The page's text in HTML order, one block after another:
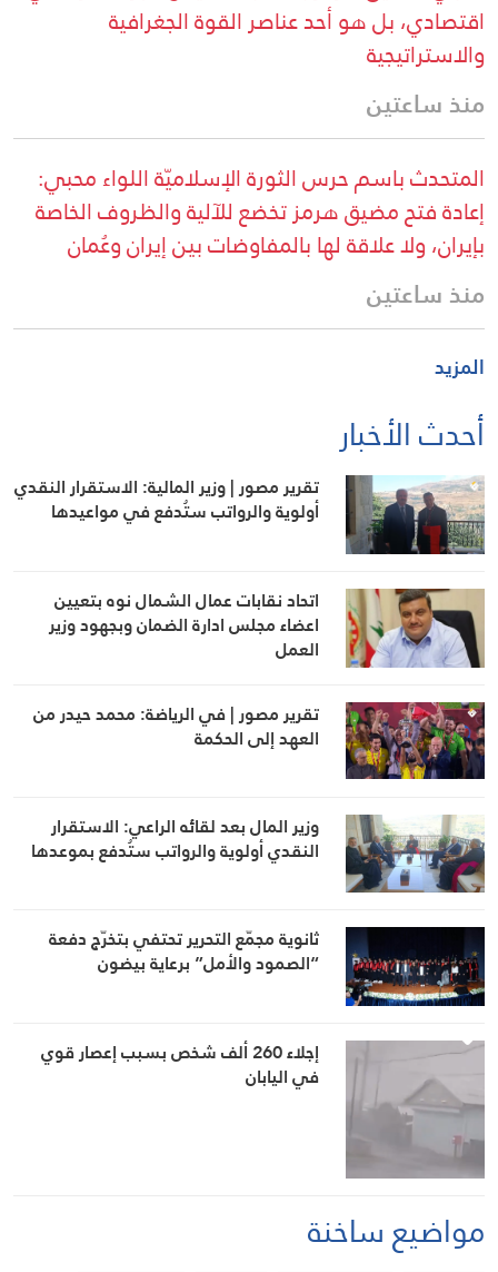
اقتصادي، بل هو أحد عناصر القوة الجغرافية
والاستراتيجية
منذ ساعتين
المتحدث باسم حرس الثورة الإسلاميّة اللواء محبي:
إعادة فتح مضيق هرمز تخضع للآلية والظروف الخاصة
بإيران، ولا علاقة لها بالمفاوضات بين إيران وعُمان
منذ ساعتين
المزيد
أحدث الأخبار
تقرير مصور | وزير المالية: الاستقرار النقدي
أولوية والرواتب ستُدفع في مواعيدها
اتحاد نقابات عمال الشمال نوه بتعيين
اعضاء مجلس ادارة الضمان وبجهود وزير
العمل
تقرير مصور | في الرياضة: محمد حيدر من
العهد إلى الحكمة
وزير المال بعد لقائه الراعي: الاستقرار
النقدي أولوية والرواتب ستُدفع بموعدها
ثانوية مجمّع التحرير تحتفي بتخرّج دفعة
“الصمود والأمل” برعاية بيضون
إجلاء 260 ألف شخص بسبب إعصار قوي
في اليابان
مواضيع ساخنة